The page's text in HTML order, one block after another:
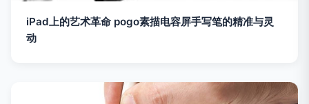
iPad上的艺术革命 pogo素描电容屏手写笔的精准与灵
动